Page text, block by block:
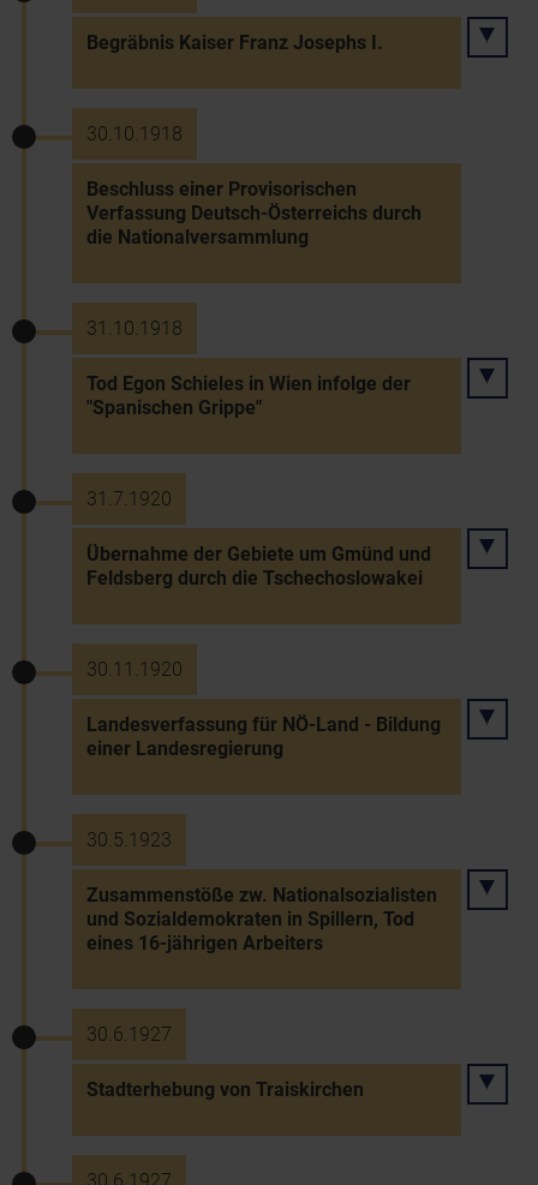
Begräbnis Kaiser Franz Josephs I.
30.10.1918
Beschluss einer Provisorischen
Verfassung Deutsch-Österreichs durch
die Nationalversammlung
31.10.1918
Tod Egon Schieles in Wien infolge der
"Spanischen Grippe"
31.7.1920
Übernahme der Gebiete um Gmünd und
Feldsberg durch die Tschechoslowakei
30.11.1920
Landesverfassung für NÖ-Land - Bildung
einer Landesregierung
30.5.1923
Zusammenstöße zw. Nationalsozialisten
und Sozialdemokraten in Spillern, Tod
eines 16-jährigen Arbeiters
30.6.1927
Stadterhebung von Traiskirchen